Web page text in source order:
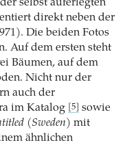
selbst auferlegten
direkt neben der
Die beiden Fotos
Auf dem ersten steht
Bäumen, auf dem
Nicht nur der
auch der
im Katalog
[5]
sowie
(Sweden) mit
ähnlichen